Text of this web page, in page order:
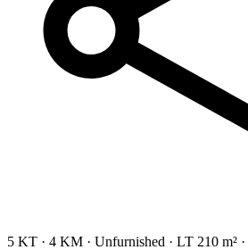
5 KT · 4 KM · Unfurnished · LT 210 m² ·